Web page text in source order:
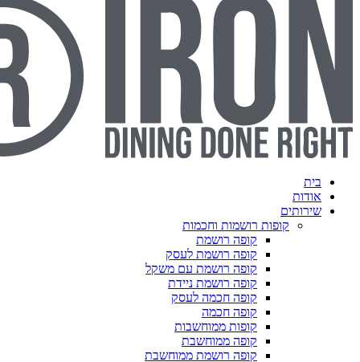
רושמות וחכמות
קופה רושמת לעסק
קופה רושמת עם משקל
קופה רושמת ניידת
קופה חכמה לעסק
קופות ממוחשבות
קופה ממוחשבת
קופה רושמת ממוחשבת